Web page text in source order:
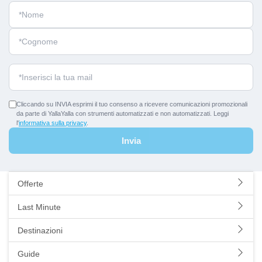
precisamente nel quartiere di Paceville, una sorta di
distretto del
divertimento notturno
serate di tutti i tipi per accontentare tutti i gusti in fatto di musica
cibo e alcolici. Malta è la città perfetta per giovani in cerca di tanto
vogliono regalarsi una
viaggio. Scegli tra le tante offerte messe a disposizione per te sul
sito e parti senza pensieri con la garanzia del miglior prezzo.
Cliccando su INVIA esprimi il tuo consenso a ricevere comunicazioni promozionali
da parte di YallaYalla con strumenti automatizzati e non automatizzati. Leggi
l'informativa sulla privacy.
Invia
Offerte
Last Minute
Destinazioni
Guide